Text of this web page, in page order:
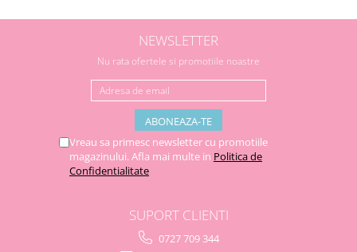
NEWSLETTER
Nu rata ofertele si promotiile noastre
Vreau sa primesc newsletter cu promotiile
magazinului. Afla mai multe in Politica de
Confidentialitate
SUPORT CLIENTI
0727 709 344